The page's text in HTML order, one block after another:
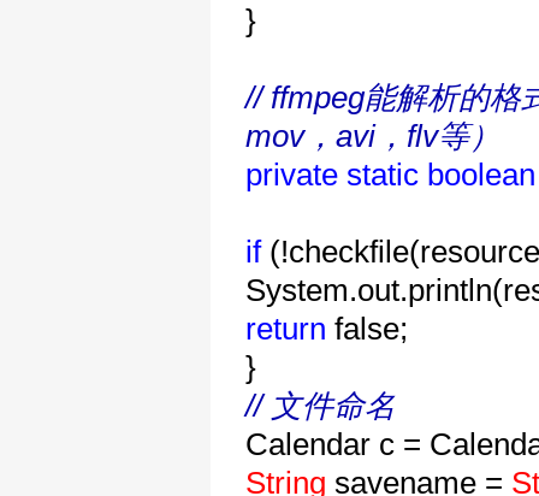
}
// ffmpeg能解析的格
mov，avi，flv等）
private static boolean
if
return false;
}
// 文件命名
Calendar c =
String savename =